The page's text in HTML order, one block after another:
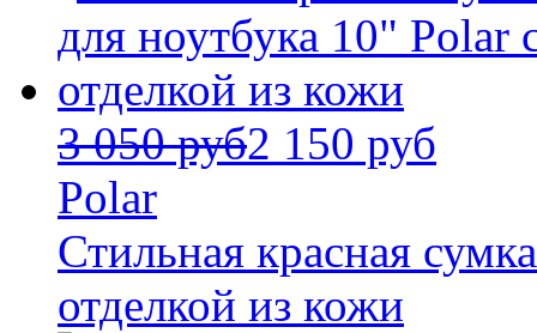
3 050 руб2 150 руб
Polar
Стильная красная
отделкой из кожи